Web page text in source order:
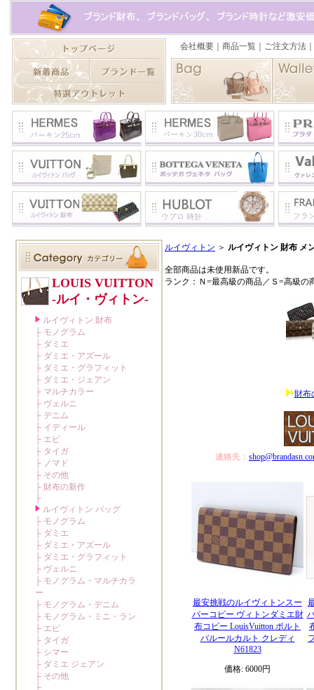
ルイヴィトン ＞ ルイヴィトン 財布 メ
全部商品は未使用新品です。
ランク：Ｎ=最高級の商品／Ｓ=高級の
財布
連絡先：
最安挑戦のルイヴィトンスー
パーコピー ヴィトンダミエ財
布コピー LouisVuitton ポルト
バルールカルト クレディ
N61823
価格: 6000円